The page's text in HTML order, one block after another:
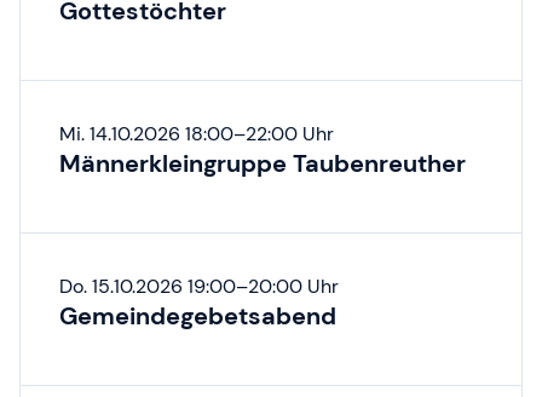
Gottestöchter
Mi. 14.10.2026 18:00–22:00 Uhr
Männerkleingruppe Taubenreuther
Do. 15.10.2026 19:00–20:00 Uhr
Gemeindegebetsabend